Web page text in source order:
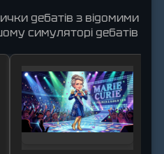
дебатів з відомими
симуляторі дебатів